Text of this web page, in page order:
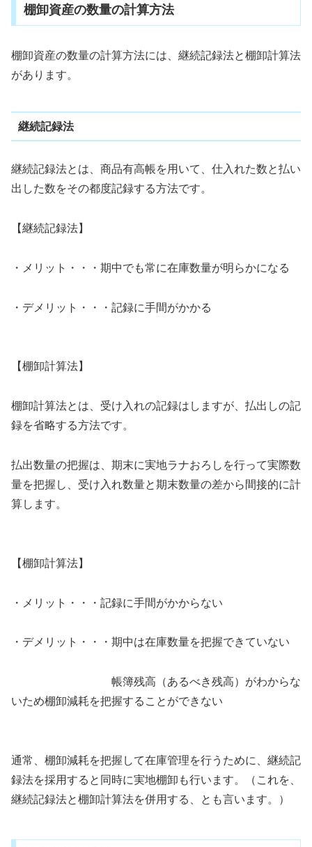
棚卸資産の数量の計算方法
棚卸資産の数量の計算方法には、継続記録法と棚卸計算法
があります。
継続記録法
継続記録法とは、商品有高帳を用いて、仕入れた数と払い
出した数をその都度記録する方法です。
【継続記録法】
・メリット・・・期中でも常に在庫数量が明らかになる
・デメリット・・・記録に手間がかかる
【棚卸計算法】
棚卸計算法とは、受け入れの記録はしますが、払出しの記
録を省略する方法です。
払出数量の把握は、期末に実地ラナおろしを行って実際数
量を把握し、受け入れ数量と期末数量の差から間接的に計
算します。
【棚卸計算法】
・メリット・・・記録に手間がかからない
・デメリット・・・期中は在庫数量を把握できていない
帳簿残高（あるべき残高）がわからな
いため棚卸減耗を把握することができない
通常、棚卸減耗を把握して在庫管理を行うために、継続記
録法を採用すると同時に実地棚卸も行います。（これを、
継続記録法と棚卸計算法を併用する、とも言います。）